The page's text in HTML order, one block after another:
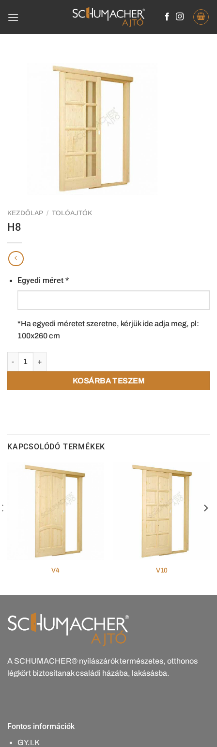
KEZDŐLAP / TOLÓAJTÓK
H8
Egyedi méret*
*Ha egyedi méretet szeretne, kérjük ide adja meg, pl:
100x260 cm
KOSÁRBA TESZEM
KAPCSOLÓDÓ TERMÉKEK
V4 V10
A SCHUMACHER® nyílászárók természetes, otthonos
légkört biztosítanak családi házába, lakásásba.
Fontos információk
GY.I.K